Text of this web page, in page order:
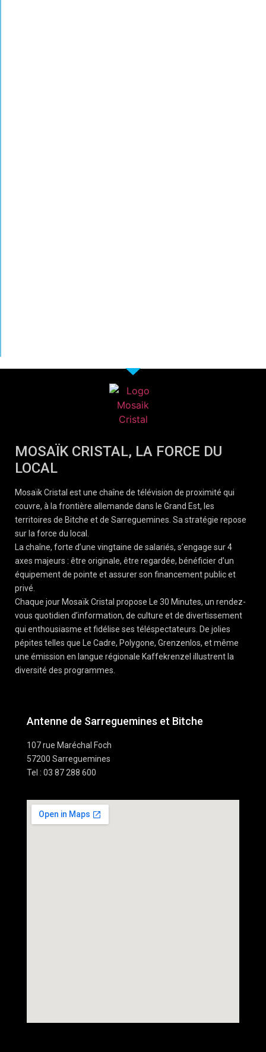
MOSAÏK CRISTAL, LA FORCE DU
LOCAL
Mosaïk Cristal est une chaîne de télévision de proximité qui
couvre, à la frontière allemande dans le Grand Est, les
territoires de Bitche et de Sarreguemines. Sa stratégie repose
sur la force du local.
La chaîne, forte d’une vingtaine de salariés, s’engage sur 4
axes majeurs : être originale, être regardée, bénéficier d’un
équipement de pointe et assurer son financement public et
privé.
Chaque jour Mosaïk Cristal propose Le 30 Minutes, un rendez-
vous quotidien d’information, de culture et de divertissement
qui enthousiasme et fidélise ses téléspectateurs. De jolies
pépites telles que Le Cadre, Polygone, Grenzenlos, et même
une émission en langue régionale Kaffekrenzel illustrent la
diversité des programmes.
Antenne de Sarreguemines et Bitche
107 rue Maréchal Foch
57200 Sarreguemines
Tel : 03 87 288 600